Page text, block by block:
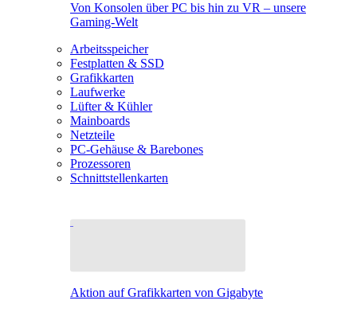
Von Konsolen über PC bis hin zu VR – unsere
Gaming-Welt
Arbeitsspeicher
Festplatten & SSD
Grafikkarten
Laufwerke
Lüfter & Kühler
Mainboards
Netzteile
PC-Gehäuse & Barebones
Prozessoren
Schnittstellenkarten
Aktion auf Grafikkarten von Gigabyte